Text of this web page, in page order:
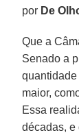
por De
Que a
Senado a
maior,
Essa
décadas, e